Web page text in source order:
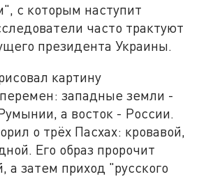
с которым наступит
часто трактуют
президента Украины.
картину
западные земли -
а восток - России.
о трёх Пасхах: кровавой,
Его образ пророчит
а затем приход "русского